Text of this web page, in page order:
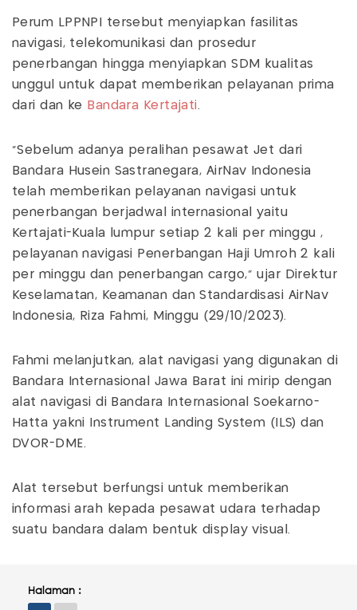
Perum LPPNPI tersebut menyiapkan fasilitas
navigasi, telekomunikasi dan prosedur
penerbangan hingga menyiapkan SDM kualitas
unggul untuk dapat memberikan pelayanan prima
dari dan ke
Bandara Kertajati.
"Sebelum adanya peralihan pesawat Jet dari
Bandara Husein Sastranegara, AirNav Indonesia
telah memberikan pelayanan navigasi untuk
penerbangan berjadwal internasional yaitu
Kertajati-Kuala lumpur setiap 2 kali per minggu ,
pelayanan navigasi Penerbangan Haji Umroh 2 kali
per minggu dan penerbangan cargo," ujar Direktur
Keselamatan, Keamanan dan Standardisasi AirNav
Indonesia, Riza Fahmi, Minggu (29/10/2023).
Fahmi melanjutkan, alat navigasi yang digunakan di
Bandara Internasional Jawa Barat ini mirip dengan
alat navigasi di Bandara Internasional Soekarno-
Hatta yakni Instrument Landing System (ILS) dan
DVOR-DME.
Alat tersebut berfungsi untuk memberikan
informasi arah kepada pesawat udara terhadap
suatu bandara dalam bentuk display visual.
Halaman :